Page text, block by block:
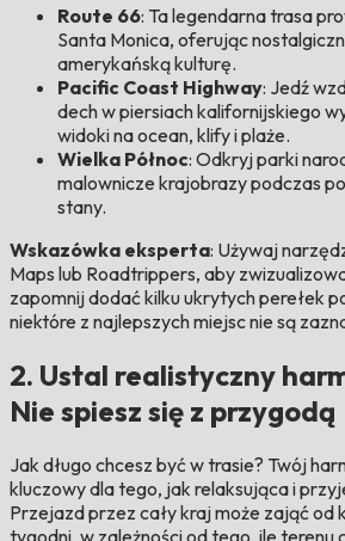
Route 66: Ta legendarna trasa
Santa Monica, oferując
amerykańską kulturę.
Pacific Coast Highway: Jedź
dech w piersiach kalifornijskiego
widoki na ocean, klify i plaże.
Wielka Północ: Odkryj parki
malownicze krajobrazy podczas
stany.
Wskazówka eksperta: Używaj
Maps lub Roadtrippers, aby
zapomnij dodać kilku ukrytych perełek
niektóre z najlepszych miejsc nie są
2. Ustal realistyczny
Nie spiesz się z przygodą
Jak długo chcesz być w trasie? Twój
kluczowy dla tego, jak relaksująca i
Przejazd przez cały kraj może zająć od
tygodni, w zależności od tego, ile terenu